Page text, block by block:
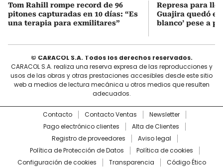
Tom Rahill rompe record de 96
pitones capturadas en 10 días: “Es
una terapia para exmilitares”
Represa para
Guajira quedó en
blanco’ pese a
© CARACOL S.A. Todos los derechos reservados.
CARACOL S.A. realiza una reserva expresa de las reproducciones y
usos de las obras y otras prestaciones accesibles desde este sitio
web a medios de lectura mecánica u otros medios que resulten
adecuados.
Contacto Contacto Ventas
Newsletter
Pago electrónico clientes
Alta de Clientes
Registro de proveedores
Aviso legal
Política de Protección de Datos
Política de cookies
Configuración de cookies
Transparencia Código Ético